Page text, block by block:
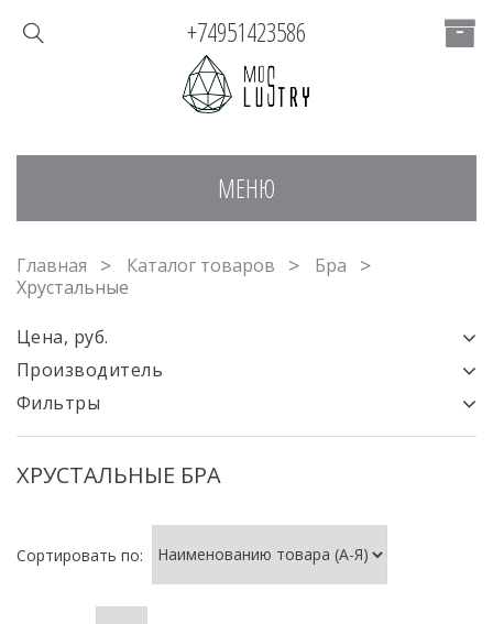
МЕНЮ
+74951423586
Главная Каталог товаров
Бра
Хрустальные
Цена, руб.
Производитель
Фильтры
ХРУСТАЛЬНЫЕ БРА
Сортировать по: